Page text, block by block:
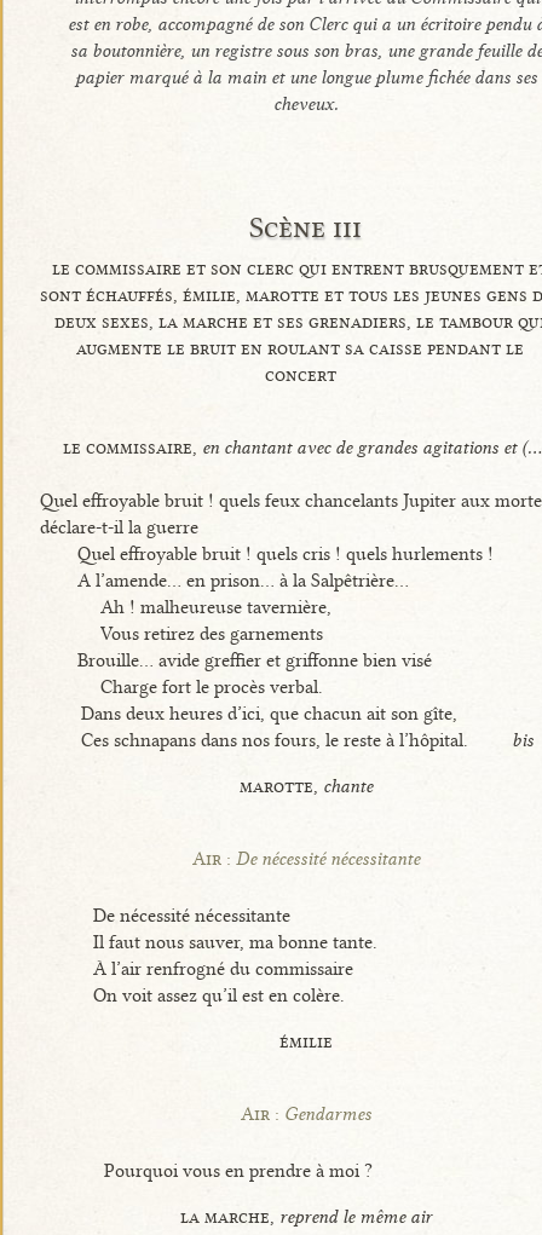
est en robe, accompagné de son Clerc qui a un écritoire pendu
sa boutonnière, un registre sous son bras, une grande feuille de
papier marqué à la main et une longue plume fichée dans ses
cheveux.
Scène iii
le commissaire et son clerc qui entrent brusquement
sont échauffés, émilie, marotte et tous les jeunes gens
deux sexes, la marche et ses grenadiers, le tambour
augmente le bruit en roulant sa caisse pendant le
concert
le commissaire, en chantant avec de grandes agitations et
Quel effroyable bruit ! quels feux chancelants Jupiter aux
déclare-t-il la guerre
Quel effroyable bruit ! quels cris ! quels hurlements !
A l’amende... en prison... à la Salpêtrière...
Ah ! malheureuse tavernière,
Vous retirez des garnements
Brouille... avide greffier et griffonne bien visé
Charge fort le procès verbal.
Dans deux heures d’ici, que chacun ait son gîte,
Ces schnapans dans nos fours, le reste à l’hôpital.
bis
marotte, chante
Air : De nécessité nécessitante
De nécessité nécessitante
Il faut nous sauver, ma bonne tante.
À l’air renfrogné du commissaire
On voit assez qu’il est en colère.
émilie
Air : Gendarmes
Pourquoi vous en prendre à moi ?
la marche, reprend le même air